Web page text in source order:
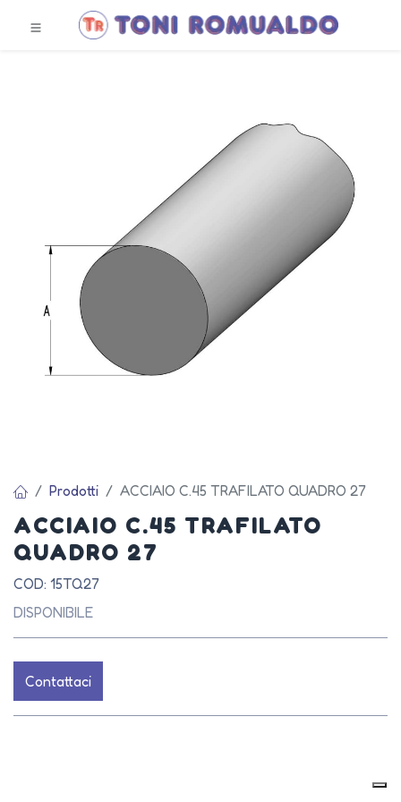
Prodotti ACCIAIO C.45 TRAFILATO QUADRO 27
ACCIAIO C.45 TRAFILATO
QUADRO 27
COD: 15TQ27
DISPONIBILE
Contattaci